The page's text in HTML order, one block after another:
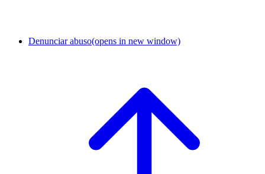
Denunciar abuso(opens in new window)